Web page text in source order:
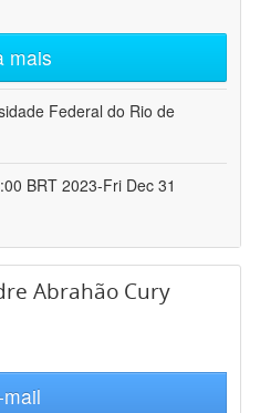
mais
Federal do Rio de
BRT 2023-Fri Dec 31
Abrahão Cury